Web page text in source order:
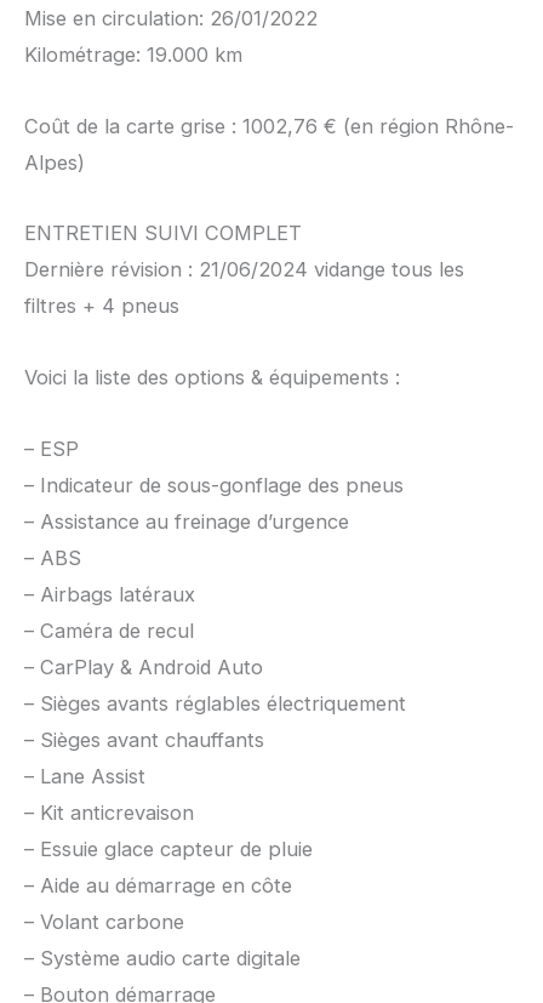
Mise en circulation: 26/01/2022
Kilométrage: 19.000 km
Coût de la carte grise : 1002,76 € (en région Rhône-
Alpes)
ENTRETIEN SUIVI COMPLET
Dernière révision : 21/06/2024 vidange tous les
filtres + 4 pneus
Voici la liste des options & équipements :
– ESP
– Indicateur de sous-gonflage des pneus
– Assistance au freinage d’urgence
– ABS
– Airbags latéraux
– Caméra de recul
– CarPlay & Android Auto
– Sièges avants réglables électriquement
– Sièges avant chauffants
– Lane Assist
– Kit anticrevaison
– Essuie glace capteur de pluie
– Aide au démarrage en côte
– Volant carbone
– Système audio carte digitale
– Bouton démarrage